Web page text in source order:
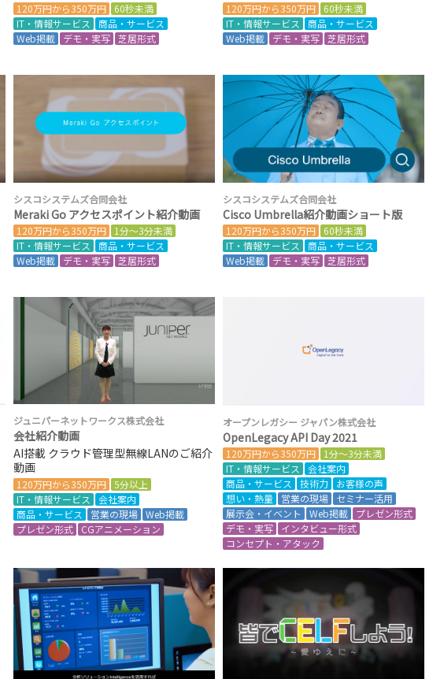
120万円から350万円
60秒未満
IT・情報サービス
商品・サービス
Web掲載
デモ・実写 芝居形式
120万円から350万円
60秒未満
IT・情報サービス
商品・サービス
Web掲載
デモ・実写 芝居形式
シスコシステムズ合同会社
Meraki Go アクセスポイント紹介動画
120万円から350万円
1分～3分未満
IT・情報サービス
商品・サービス
Web掲載
デモ・実写 芝居形式
シスコシステムズ合同会社
Cisco Umbrella紹介動画ショート版
120万円から350万円
60秒未満
IT・情報サービス
商品・サービス
Web掲載
デモ・実写 芝居形式
ジュニパーネットワークス株式会社
会社紹介動画
AI搭載 クラウド管理型無線LANのご紹介
動画
120万円から350万円
5分以上
IT・情報サービス
会社案内
商品・サービス
営業の現場
Web掲載
プレゼン形式
CGアニメーション
オープンレガシー ジャパン株式会社
OpenLegacy API Day 2021
120万円から350万円
1分～3分未満
IT・情報サービス
会社案内
商品・サービス
技術力
お客様の声
想い・熱量
営業の現場
セミナー活用
展示会・イベント
Web掲載
プレゼン形式
デモ・実写
インタビュー形式
コンセプト・アタック